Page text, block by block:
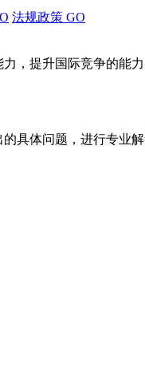
法规政策 GO
，提升国际竞争的能
具体问题，进行专业